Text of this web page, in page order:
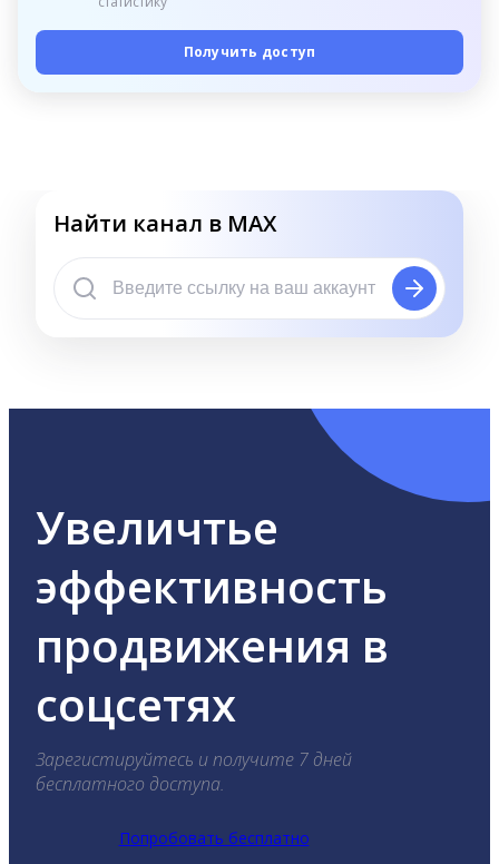
Получить доступ
Найти канал в MAX
Увеличтье
эффективность
продвижения в
соцсетях
Зарегистируйтесь и получите 7 дней
бесплатного доступа.
Попробовать бесплатно